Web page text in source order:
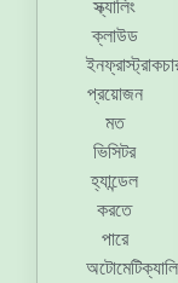
স্ক্যালিং
ক্লাউড
প্রয়োজন
মত
ভিসিটর
হ্যান্ডেল
করতে
পারে